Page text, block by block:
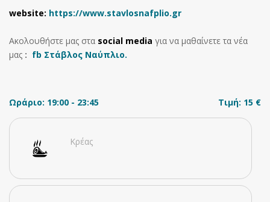
website: https://www.stavlosnafplio.gr
Ακολουθήστε μας στα social media για να μαθαίνετε τα νέα
μας : fb Στάβλος Ναύπλιο.
Ωράριο: 19:00 - 23:45 Τιμή: 15 €
Κρέας